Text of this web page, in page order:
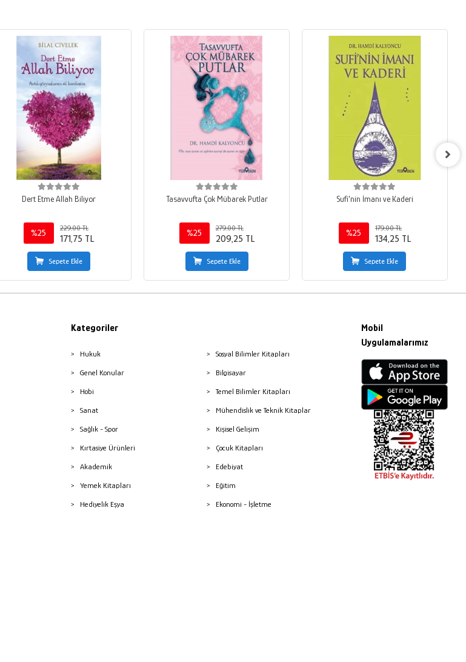
Dert Etme Allah Biliyor
%25
229,00 TL
171,75 TL
Sepete Ekle
Tasavvufta Çok Mübarek Putlar
%25
279,00 TL
209,25 TL
Sepete Ekle
Sufi'nin İmanı ve Kaderi
%25
179,00 TL
134,25 TL
Sepete Ekle
Kategoriler
Hukuk
Genel Konular
Hobi
Sanat
Sağlık - Spor
Kırtasiye Ürünleri
Akademik
Yemek Kitapları
Hediyelik Eşya
Sosyal Bilimler Kitapları
Bilgisayar
Temel Bilimler Kitapları
Mühendislik ve Teknik Kitaplar
Kişisel Gelişim
Çocuk Kitapları
Edebiyat
Eğitim
Ekonomi - İşletme
Mobil
Uygulamalarımız